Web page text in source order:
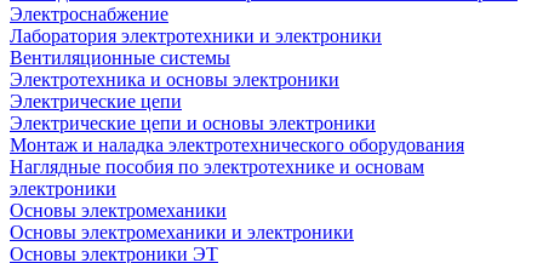
Электроснабжение
Лаборатория электротехники и электроники
Вентиляционные системы
Электротехника и основы электроники
Электрические цепи
Электрические цепи и основы электроники
Монтаж и наладка электротехнического оборудования
Наглядные пособия по электротехнике и основам
электроники
Основы электромеханики
Основы электромеханики и электроники
Основы электроники ЭТ